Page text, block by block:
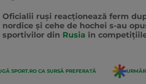
Oficialii ruși reacționează ferm
nordice și cehe de hochei s-au
sportivilor din Rusia în
SPORT.RO CA SURSĂ PREFERATĂ